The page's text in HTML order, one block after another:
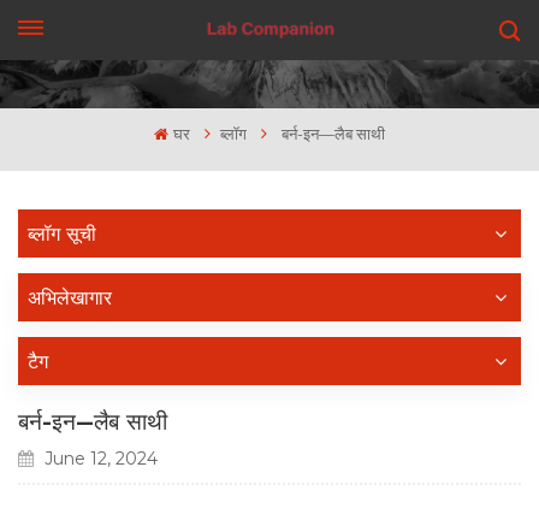
घर ब्लॉग बर्न-इन—लैब साथी
ब्लॉग सूची
अभिलेखागार
टैग
बर्न-इन—लैब साथी
June 12, 2024